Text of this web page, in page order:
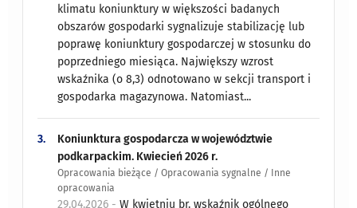
klimatu koniunktury w większości badanych
obszarów gospodarki sygnalizuje stabilizację lub
poprawę koniunktury gospodarczej w stosunku do
poprzedniego miesiąca. Największy wzrost
wskaźnika (o 8,3) odnotowano w sekcji transport i
gospodarka magazynowa. Natomiast...
3.
Koniunktura gospodarcza w województwie
podkarpackim. Kwiecień 2026 r.
Opracowania bieżące / Opracowania sygnalne / Inne
opracowania
29.04.2026 -W kwietniu br. wskaźnik ogólnego